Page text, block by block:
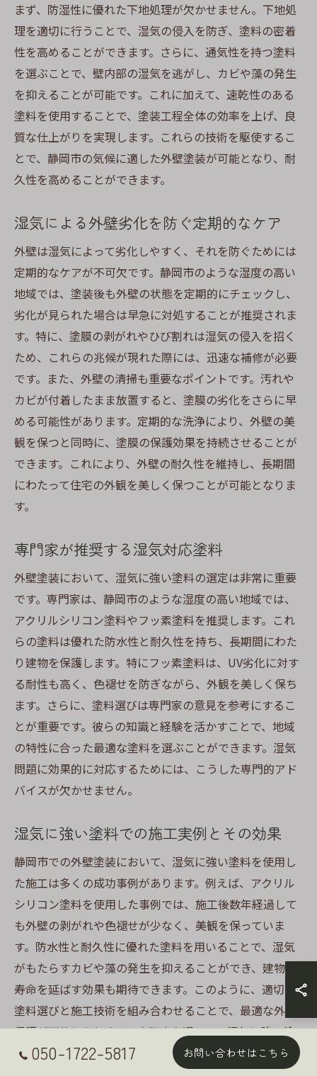
まず、防湿性に優れた下地処理が欠かせません。下地処
理を適切に行うことで、湿気の侵入を防ぎ、塗料の密着
性を高めることができます。さらに、通気性を持つ塗料
を選ぶことで、壁内部の湿気を逃がし、カビや藻の発生
を抑えることが可能です。これに加えて、速乾性のある
塗料を使用することで、塗装工程全体の効率を上げ、良
質な仕上がりを実現します。これらの技術を駆使するこ
とで、静岡市の気候に適した外壁塗装が可能となり、耐
久性を高めることができます。
湿気による外壁劣化を防ぐ定期的なケア
外壁は湿気によって劣化しやすく、それを防ぐためには
定期的なケアが不可欠です。静岡市のような湿度の高い
地域では、塗装後も外壁の状態を定期的にチェックし、
劣化が見られた場合は早急に対処することが推奨されま
す。特に、塗膜の剥がれやひび割れは湿気の侵入を招く
ため、これらの兆候が現れた際には、迅速な補修が必要
です。また、外壁の清掃も重要なポイントです。汚れや
カビが付着したまま放置すると、塗膜の劣化をさらに早
める可能性があります。定期的な洗浄により、外壁の美
観を保つと同時に、塗膜の保護効果を持続させることが
できます。これにより、外壁の耐久性を維持し、長期間
にわたって住宅の外観を美しく保つことが可能となりま
す。
専門家が推奨する湿気対応塗料
外壁塗装において、湿気に強い塗料の選定は非常に重要
です。専門家は、静岡市のような湿度の高い地域では、
アクリルシリコン塗料やフッ素塗料を推奨します。これ
らの塗料は優れた防水性と耐久性を持ち、長期間にわた
り建物を保護します。特にフッ素塗料は、UV劣化に対す
る耐性も高く、色褪せを防ぎながら、外観を美しく保ち
ます。さらに、塗料選びは専門家の意見を参考にするこ
とが重要です。彼らの知識と経験を活かすことで、地域
の特性に合った最適な塗料を選ぶことができます。湿気
問題に効果的に対応するためには、こうした専門的アド
バイスが欠かせません。
湿気に強い塗料での施工実例とその効果
静岡市での外壁塗装において、湿気に強い塗料を使用し
た施工は多くの成功事例があります。例えば、アクリル
シリコン塗料を使用した事例では、施工後数年経過して
も外壁の剥がれや色褪せが少なく、美観を保っていま
す。防水性と耐久性に優れた塗料を用いることで、湿気
がもたらすカビや藻の発生を抑えることができ、建物の
寿命を延ばす効果も期待できます。このように、適切な
塗料選びと施工技術を組み合わせることで、最適な外壁
保護が可能になります。本記事を通じて、湿気に強い塗
料の重要性とその効果を再確認し、次回の外壁塗装計画
050-1722-5817 お問い合わせはこちら